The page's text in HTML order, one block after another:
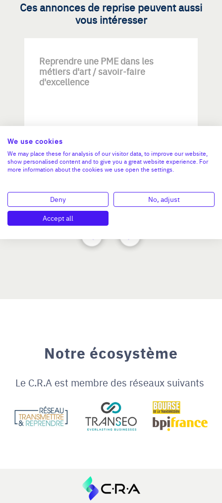
Ces annonces de reprise peuvent aussi
vous intéresser
Reprendre une PME dans les
métiers d'art / savoir-faire
d'excellence
Investissement max:
>2 M€ et <= 5 M€
N°47264
Notre écosystème
Le C.R.A est membre des réseaux suivants
We use cookies
We may place these for analysis of our visitor data, to improve our website,
show personalised content and to give you a great website experience. For
more information about the cookies we use open the settings.
Deny
No, adjust
Accept all